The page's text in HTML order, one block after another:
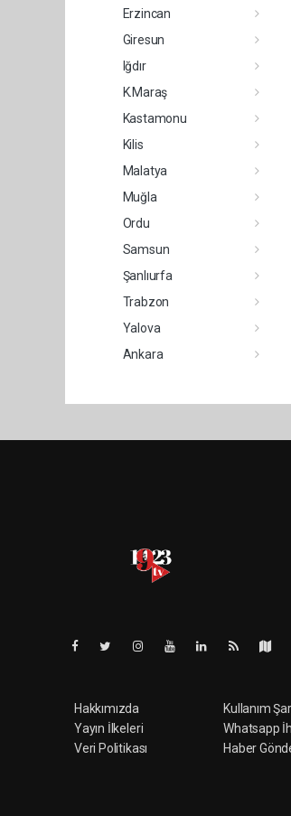
Erzincan
Giresun
Iğdır
K.Maraş
Kastamonu
Kilis
Malatya
Muğla
Ordu
Samsun
Şanlıurfa
Trabzon
Yalova
Ankara
Hakkımızda
Yayın İlkeleri
Veri Politikası
Kullanım
Whatsapp
Haber